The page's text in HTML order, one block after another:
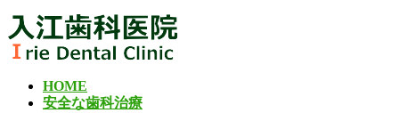
コ
ン
テ
ナ
ビ
ゲ
HOME
安全な歯科治療